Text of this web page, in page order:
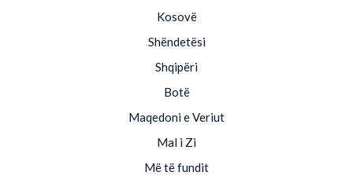
Kosovë
Shëndetësi
Shqipëri
Botë
Maqedoni e Veriut
Mal i Zi
Më të fundit